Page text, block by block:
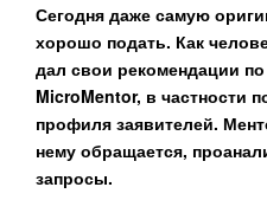
Сегодня даже самую
хорошо подать. Как
дал свои рекомендации
MicroMentor, в частности
профиля заявителей.
нему обращается,
запросы.